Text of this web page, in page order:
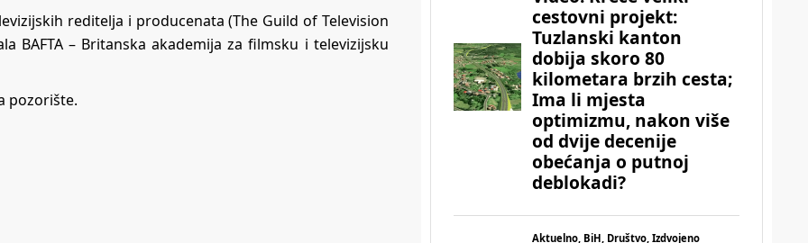
reditelja i producenata (The Guild of Television
BAFTA – Britanska akademija za filmsku i televizijsku
pozorište.